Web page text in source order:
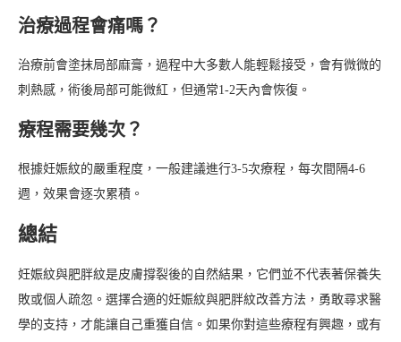
治療過程會痛嗎？
治療前會塗抹局部麻膏，過程中大多數人能輕鬆接受，會有微微的
刺熱感，術後局部可能微紅，但通常1-2天內會恢復。
療程需要幾次？
根據妊娠紋的嚴重程度，一般建議進行3-5次療程，每次間隔4-6
週，效果會逐次累積。
總結
妊娠紋與肥胖紋是皮膚撐裂後的自然結果，它們並不代表著保養失
敗或個人疏忽。選擇合適的妊娠紋與肥胖紋改善方法，勇敢尋求醫
學的支持，才能讓自己重獲自信。如果你對這些療程有興趣，或有